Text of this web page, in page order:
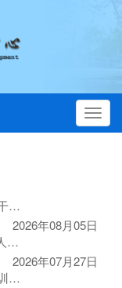
关于对2023年度河南省本科高校青年骨干教师培养计划人选进行考核的通知
2026年08月05日
关于推荐河南省第二届基础教育专家库人选的通知
2026年07月27日
2026年暑期教职工职业素养提升专项培训通知